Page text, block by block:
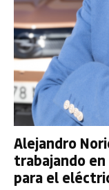
Alejandro
trabajando
para el